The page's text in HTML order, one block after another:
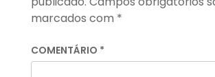
marcados com *
COMENTÁRIO *